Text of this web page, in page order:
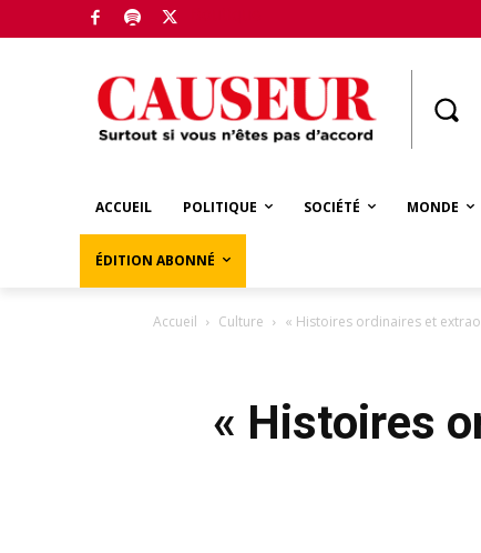
ACCUEIL POLITIQUE SOCIÉTÉ MONDE
ÉDITION ABONNÉ
Accueil Culture « Histoires ordinaires et
« Histoires